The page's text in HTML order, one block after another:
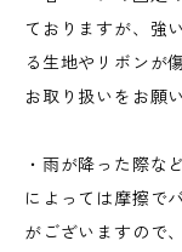
ておりますが、強
る生地やリボンが
お取り扱いをお願
・雨が降った際な
によっては摩擦で
がございますので